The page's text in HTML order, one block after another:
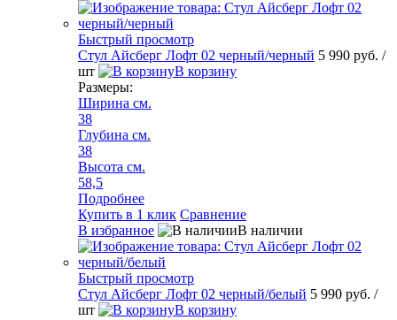
Быстрый просмотр
Стул Айсберг Лофт 02 черный/черный 5 990 руб. /
шт
В корзину
Размеры:
Ширина см.
38
Глубина см.
38
Высота см.
58,5
Подробнее
Купить в 1 клик Сравнение
В избранное
В наличии
Быстрый просмотр
Стул Айсберг Лофт 02 черный/белый 5 990 руб. /
шт
В корзину